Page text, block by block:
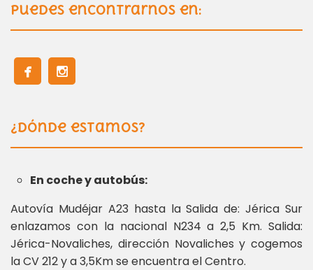
Puedes encontrarnos en:
¿Dónde estamos?
En coche y autobús:
Autovía Mudéjar A23 hasta la Salida de: Jérica Sur
enlazamos con la nacional N234 a 2,5 Km. Salida:
Jérica-Novaliches, dirección Novaliches y cogemos
la CV 212 y a 3,5Km se encuentra el Centro.